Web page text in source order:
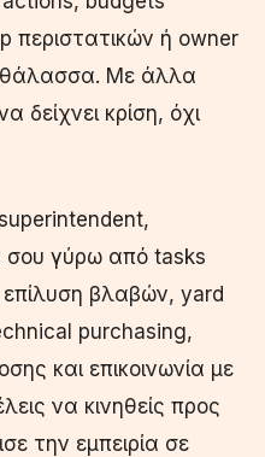
περιστατικών ή owner
θάλασσα. Με άλλα
δείχνει κρίση, όχι
σου γύρω από tasks
βλαβών, yard
purchasing,
και επικοινωνία με
να κινηθείς προς
την εμπειρία σε